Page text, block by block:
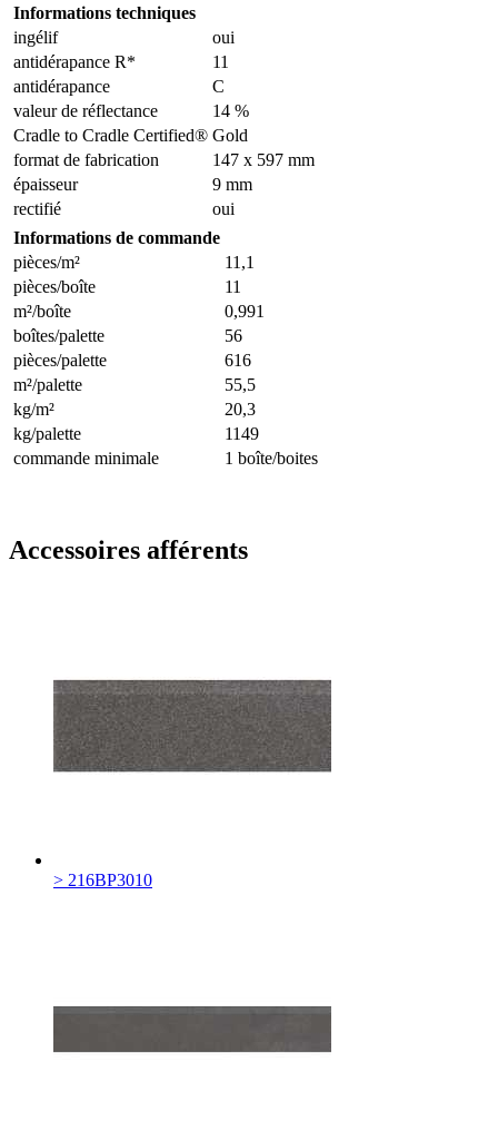
Informations techniques
ingélif
oui
antidérapance R*
11
antidérapance
C
valeur de réflectance
14 %
Cradle to Cradle Certified® Gold
format de fabrication
147 x 597 mm
épaisseur
9 mm
rectifié
oui
Informations de commande
pièces/m²
11,1
pièces/boîte
11
m²/boîte
0,991
boîtes/palette
56
pièces/palette
616
m²/palette
55,5
kg/m²
20,3
kg/palette
1149
commande minimale
1 boîte/boites
Accessoires afférents
> 216BP3010